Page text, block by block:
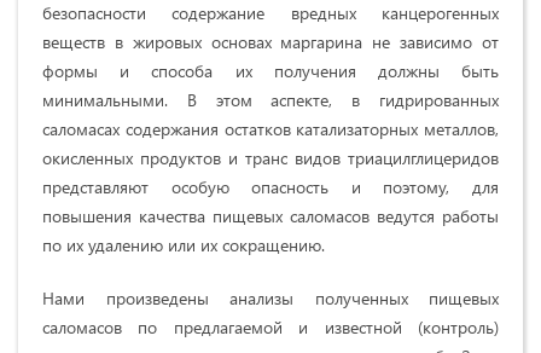
безопасности содержание вредных канцерогенных
веществ в жировых основах маргарина не зависимо от
формы и способа их получения должны быть
минимальными. В этом аспекте, в гидрированных
саломасах содержания остатков катализаторных металлов,
окисленных продуктов и транс видов триацилглицеридов
представляют особую опасность и поэтому, для
повышения качества пищевых саломасов ведутся работы
по их удалению или их сокращению.
Нами произведены анализы полученных пищевых
саломасов по предлагаемой и известной (контроль)